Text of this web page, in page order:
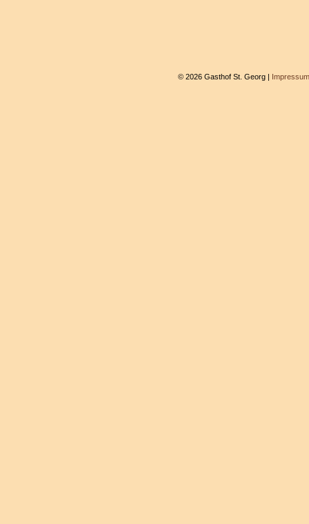
© 2026 Gasthof St. Georg | Impressum